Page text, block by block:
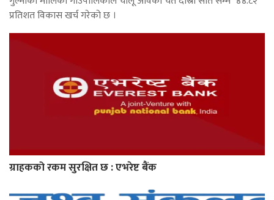
प्रतिशत विकास खर्च गरेको छ ।
ग्राहकको रकम सुरक्षित छ : एभरेष्ट बैंक